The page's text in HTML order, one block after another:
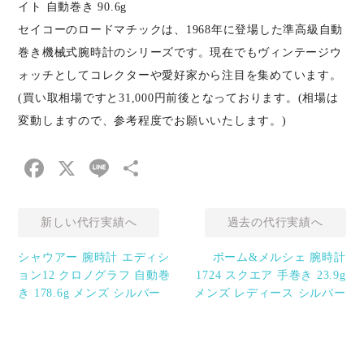
イト 自動巻き 90.6g
セイコーのロードマチックは、1968年に登場した準高級自動
巻き機械式腕時計のシリーズです。現在でもヴィンテージウ
ォッチとしてコレクターや愛好家から注目を集めています。
(買い取相場ですと31,000円前後となっております。(相場は
変動しますので、参考程度でお願いいたします。)
Facebook
X Line
新しい代行実績へ
シャウアー 腕時計 エディシ
ョン12 クロノグラフ 自動巻
き 178.6g メンズ シルバー
過去の代行実績へ
ボーム&メルシェ 腕時計
1724 スクエア 手巻き 23.9g
メンズ レディース シルバー